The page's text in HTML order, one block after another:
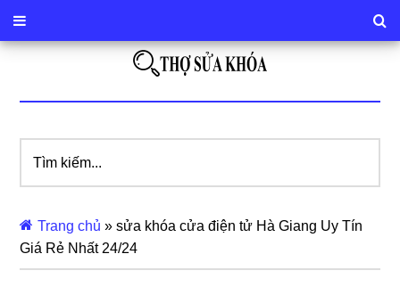
kiếm...
Trang chủ »sửa khóa cửa điện tử Hà Giang Uy Tín
Giá Rẻ Nhất 24/24